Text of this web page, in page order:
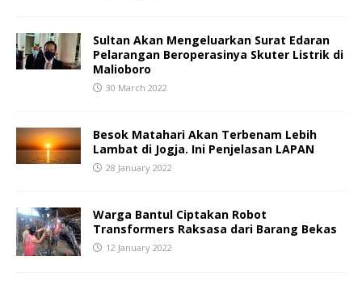
Sultan Akan Mengeluarkan Surat Edaran
Pelarangan Beroperasinya Skuter Listrik di
Malioboro
30 March 2022
Besok Matahari Akan Terbenam Lebih
Lambat di Jogja. Ini Penjelasan LAPAN
28 January 2022
Warga Bantul Ciptakan Robot
Transformers Raksasa dari Barang Bekas
12 January 2022